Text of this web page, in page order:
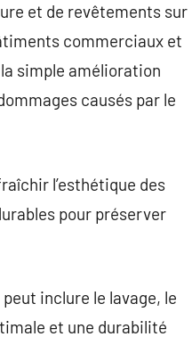
et de revêtements sur
commerciaux et
simple amélioration
causés par le
l’esthétique des
pour préserver
inclure le lavage, le
et une durabilité